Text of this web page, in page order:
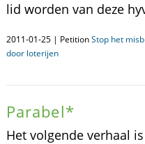
lid worden van deze
2011-01-25 | PetitionStop het
door loterijen
Parabel*
Het volgende verhaal